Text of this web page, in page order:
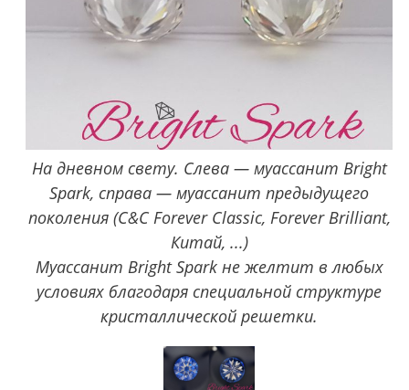
На дневном свету. Слева — муассанит Bright
Spark, справа — муассанит предыдущего
поколения (C&C Forever Classic, Forever Brilliant,
Китай, ...)
Муассанит Bright Spark не желтит в любых
условиях благодаря специальной структуре
кристаллической решетки.